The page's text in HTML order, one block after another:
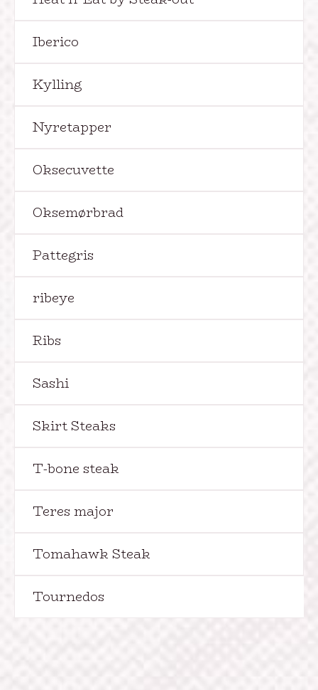
Iberico
Kylling
Nyretapper
Oksecuvette
Oksemørbrad
Pattegris
ribeye
Ribs
Sashi
Skirt Steaks
T-bone steak
Teres major
Tomahawk Steak
Tournedos